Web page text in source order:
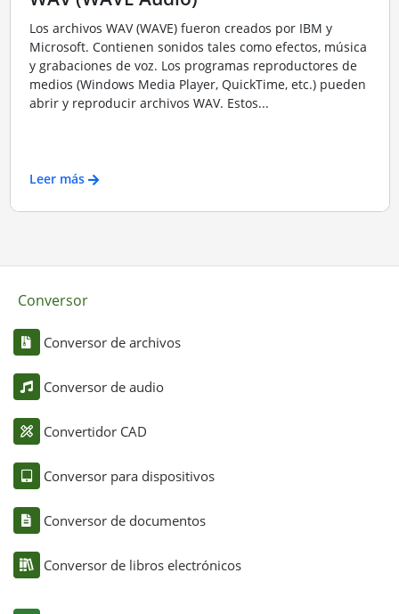
Los archivos WAV (WAVE) fueron creados por IBM y
Microsoft. Contienen sonidos tales como efectos, música
y grabaciones de voz. Los programas reproductores de
medios (Windows Media Player, QuickTime, etc.) pueden
abrir y reproducir archivos WAV. Estos...
Leer más
Conversor
Conversor de archivos
Conversor de audio
Convertidor CAD
Conversor para dispositivos
Conversor de documentos
Conversor de libros electrónicos